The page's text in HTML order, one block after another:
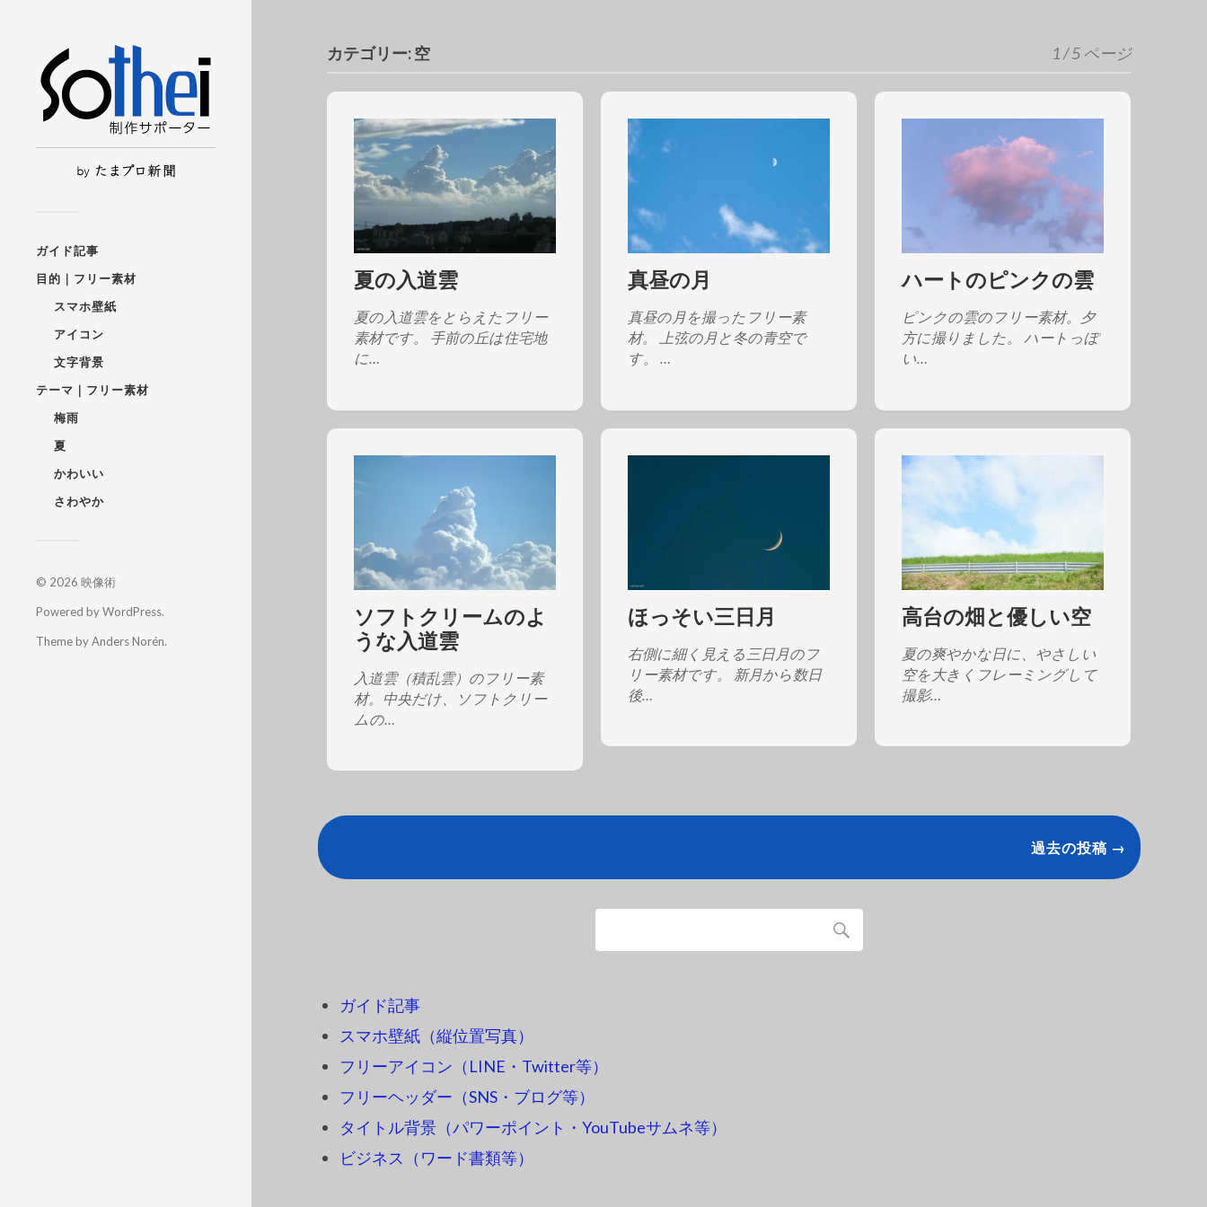
ガイド記事
目的｜フリー素材
スマホ壁紙
アイコン
文字背景
テーマ｜フリー素材
梅雨
夏
かわいい
さわやか
© 2026 映像術
Powered byWordPress.
Theme byAnders Norén.
カテゴリー:空 1 / 5 ページ
夏の入道雲
夏の入道雲をとらえたフリー
素材です。 手前の丘は住宅地
に…
真昼の月
真昼の月を撮ったフリー素
材。 上弦の月と冬の青空で
す。 …
ハートのピンクの雲
ピンクの雲のフリー素材。夕
方に撮りました。 ハートっぽ
い…
ソフトクリームのよ
うな入道雲
入道雲（積乱雲）のフリー素
材。中央だけ、ソフトクリー
ムの…
ほっそい三日月
右側に細く見える三日月のフ
リー素材です。 新月から数日
後…
高台の畑と優しい空
夏の爽やかな日に、やさしい
空を大きくフレーミングして
撮影…
過去の投稿 →
ガイド記事
スマホ壁紙（縦位置写真）
フリーアイコン（LINE・Twitter等）
フリーヘッダー（SNS・ブログ等）
タイトル背景（パワーポイント・YouTubeサムネ等）
ビジネス（ワード書類等）